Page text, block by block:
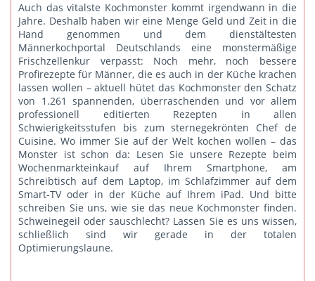
Auch das vitalste Kochmonster kommt irgendwann in die
Jahre. Deshalb haben wir eine Menge Geld und Zeit in die
Hand genommen und dem dienstältesten
Männerkochportal Deutschlands eine monstermäßige
Frischzellenkur verpasst: Noch mehr, noch bessere
Profirezepte für Männer, die es auch in der Küche krachen
lassen wollen – aktuell hütet das Kochmonster den Schatz
von 1.261 spannenden, überraschenden und vor allem
professionell editierten Rezepten in allen
Schwierigkeitsstufen bis zum sternegekrönten Chef de
Cuisine. Wo immer Sie auf der Welt kochen wollen – das
Monster ist schon da: Lesen Sie unsere Rezepte beim
Wochenmarkteinkauf auf Ihrem Smartphone, am
Schreibtisch auf dem Laptop, im Schlafzimmer auf dem
Smart-TV oder in der Küche auf Ihrem iPad. Und bitte
schreiben Sie uns, wie sie das neue Kochmonster finden.
Schweinegeil oder sauschlecht? Lassen Sie es uns wissen,
schließlich sind wir gerade in der totalen
Optimierungslaune.